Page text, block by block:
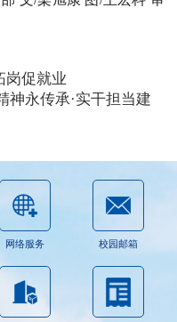
岗促就业
神永传承·实干担当建
网络服务 校园邮箱